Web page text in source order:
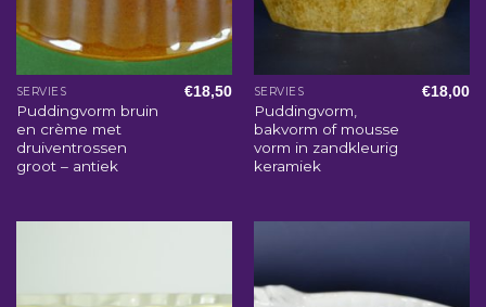
SERVIES
Puddingvorm bruin
en crème met
druiventrossen
groot – antiek
€18,50 SERVIES
Puddingvorm,
bakvorm of mousse
vorm in zandkleurig
keramiek
€18,00